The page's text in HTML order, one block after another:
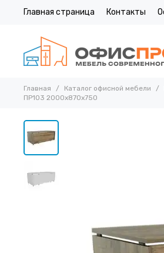
Главная страница Контакты
Главная Каталог офисной мебели
ПР103 2000х870х750